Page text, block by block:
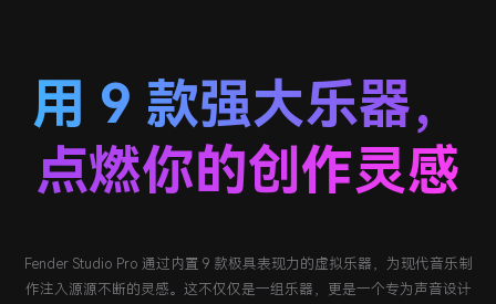
用 9 款强大乐器，
点燃你的创作灵感
Fender Studio Pro 通过内置 9 款极具表现力的虚拟乐器，为现代音乐制
作注入源源不断的灵感。这不仅仅是一组乐器，更是一个专为声音设计